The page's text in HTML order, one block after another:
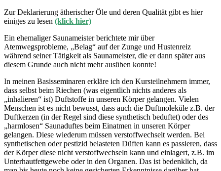
Zur Deklarierung ätherischer Öle und deren Qualität gibt es hier
einiges zu lesen (klick hier)
Ein ehemaliger Saunameister berichtete mir über
Atemwegsprobleme, „Belag“ auf der Zunge und Hustenreiz
während seiner Tätigkeit als Saunameister, die er dann später aus
diesem Grunde auch nicht mehr ausüben konnte!
In meinen Basisseminaren erkläre ich den Kursteilnehmern immer,
dass selbst beim Riechen (was eigentlich nichts anderes als
„inhalieren“ ist) Duftstoffe in unseren Körper gelangen. Vielen
Menschen ist es nicht bewusst, dass auch die Duftmoleküle z.B. der
Duftkerzen (in der Regel sind diese synthetisch beduftet) oder des
„harmlosen“ Saunaduftes beim Einatmen in unseren Körper
gelangen. Diese wiederum müssen verstoffwechselt werden. Bei
synthetischen oder pestizid belasteten Düften kann es passieren, dass
der Körper diese nicht verstoffwechseln kann und einlagert, z.B. im
Unterhautfettgewebe oder in den Organen. Das ist bedenklich, da